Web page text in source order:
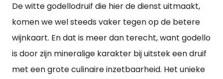
De witte godellodruif die hier de dienst uitmaakt,
komen we wel steeds vaker tegen op de betere
wijnkaart. En dat is meer dan terecht, want godello
is door zijn mineralige karakter bij uitstek een druif
met een grote culinaire inzetbaarheid. Het unieke